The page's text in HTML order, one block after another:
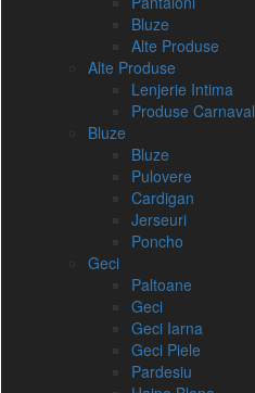
Bluze
Alte Produse
Alte Produse
Lenjerie Intima
Produse Carnaval
Bluze
Bluze
Pulovere
Cardigan
Jerseuri
Poncho
Geci
Paltoane
Geci
Geci Iarna
Geci Piele
Pardesiu